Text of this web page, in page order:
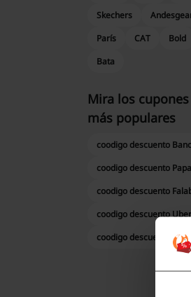
Skechers
París
CAT Bold
Bata
Mira los
más populares
coodigo descuento
coodigo descuento
coodigo descuento
coodigo descuento
coodigo descuento